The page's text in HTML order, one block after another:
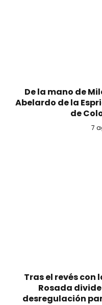
De la mano de
Abelardo de la
de
7
Tras el revés con
Rosada
desregulación